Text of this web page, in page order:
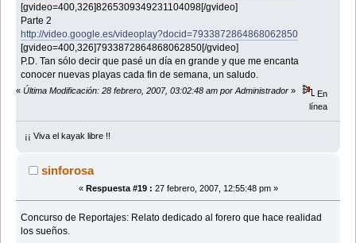
[gvideo=400,326]8265309349231104098[/gvideo]
Parte 2
http://video.google.es/videoplay?docid=7933872864868062850
[gvideo=400,326]7933872864868062850[/gvideo]
P.D. Tan sólo decir que pasé un día en grande y que me encanta
conocer nuevas playas cada fin de semana, un saludo.
« Última Modificación: 28 febrero, 2007, 03:02:48 am por Administrador »
En
línea
¡¡ Viva el kayak libre !!
sinforosa
« Respuesta #19 : 27 febrero, 2007, 12:55:48 pm »
Concurso de Reportajes: Relato dedicado al forero que hace realidad
los sueños.